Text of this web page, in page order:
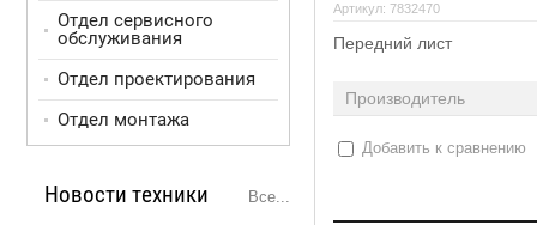
Артикул: 7832470
Передний лист
Производитель
Добавить к сравнению
Отдел сервисного
обслуживания
Отдел проектирования
Отдел монтажа
Новости техники Все...